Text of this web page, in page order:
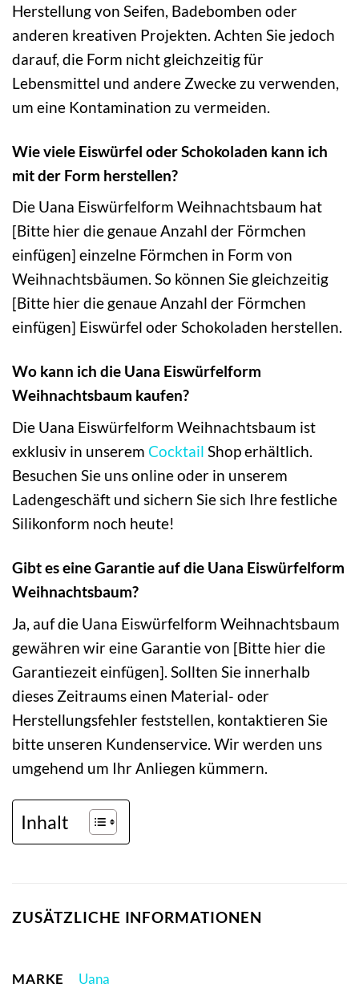
Herstellung von Seifen, Badebomben oder
anderen kreativen Projekten. Achten Sie jedoch
darauf, die Form nicht gleichzeitig für
Lebensmittel und andere Zwecke zu verwenden,
um eine Kontamination zu vermeiden.
Wie viele Eiswürfel oder Schokoladen kann ich
mit der Form herstellen?
Die Uana Eiswürfelform Weihnachtsbaum hat
[Bitte hier die genaue Anzahl der Förmchen
einfügen] einzelne Förmchen in Form von
Weihnachtsbäumen. So können Sie gleichzeitig
[Bitte hier die genaue Anzahl der Förmchen
einfügen] Eiswürfel oder Schokoladen herstellen.
Wo kann ich die Uana Eiswürfelform
Weihnachtsbaum kaufen?
Die Uana Eiswürfelform Weihnachtsbaum ist
exklusiv in unserem Cocktail Shop erhältlich.
Besuchen Sie uns online oder in unserem
Ladengeschäft und sichern Sie sich Ihre festliche
Silikonform noch heute!
Gibt es eine Garantie auf die Uana Eiswürfelform
Weihnachtsbaum?
Ja, auf die Uana Eiswürfelform Weihnachtsbaum
gewähren wir eine Garantie von [Bitte hier die
Garantiezeit einfügen]. Sollten Sie innerhalb
dieses Zeitraums einen Material- oder
Herstellungsfehler feststellen, kontaktieren Sie
bitte unseren Kundenservice. Wir werden uns
umgehend um Ihr Anliegen kümmern.
Inhalt
ZUSÄTZLICHE INFORMATIONEN
MARKE Uana